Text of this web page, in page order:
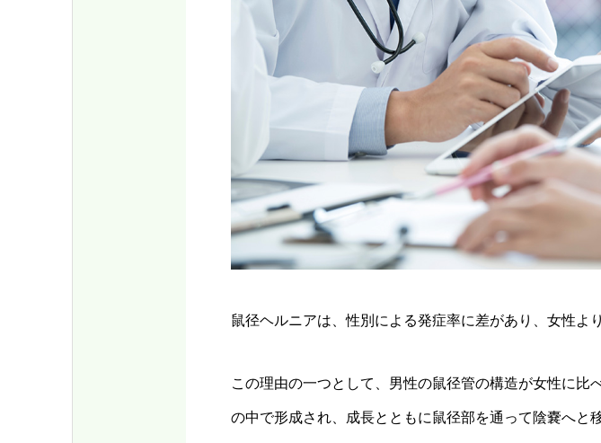
鼠径ヘルニアは、性別による発症率に差があり、女性よ
この理由の一つとして、男性の鼠径管の構造が女性に
の中で形成され、成長とともに鼠径部を通って陰嚢へと